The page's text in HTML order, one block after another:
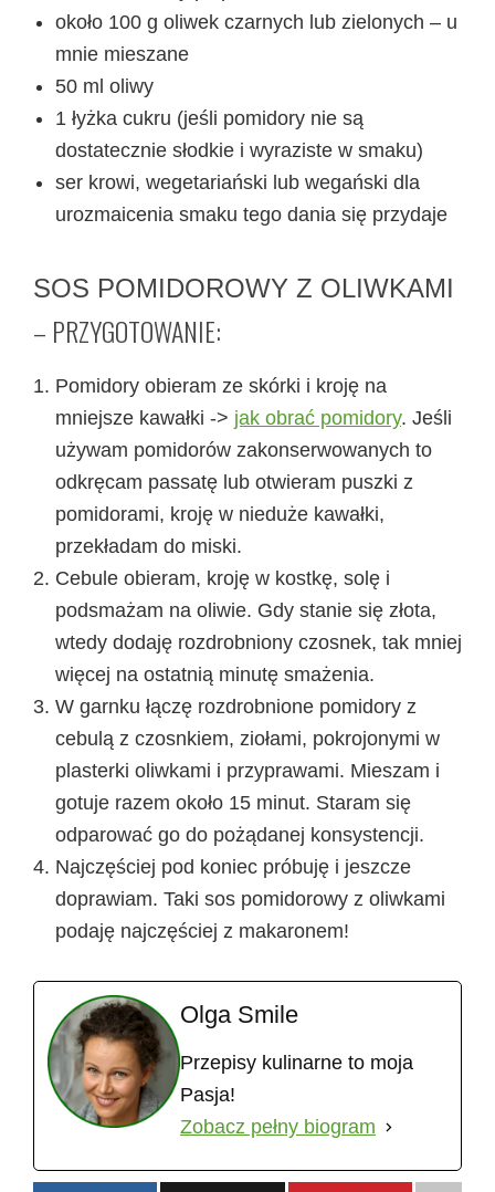
około 100 g oliwek czarnych lub zielonych – u
mnie mieszane
50 ml oliwy
1 łyżka cukru (jeśli pomidory nie są
dostatecznie słodkie i wyraziste w smaku)
ser krowi, wegetariański lub wegański dla
urozmaicenia smaku tego dania się przydaje
SOS POMIDOROWY Z OLIWKAMI
– PRZYGOTOWANIE:
Pomidory obieram ze skórki i kroję na
mniejsze kawałki -> jak obrać pomidory. Jeśli
używam pomidorów zakonserwowanych to
odkręcam passatę lub otwieram puszki z
pomidorami, kroję w nieduże kawałki,
przekładam do miski.
Cebule obieram, kroję w kostkę, solę i
podsmażam na oliwie. Gdy stanie się złota,
wtedy dodaję rozdrobniony czosnek, tak mniej
więcej na ostatnią minutę smażenia.
W garnku łączę rozdrobnione pomidory z
cebulą z czosnkiem, ziołami, pokrojonymi w
plasterki oliwkami i przyprawami. Mieszam i
gotuje razem około 15 minut. Staram się
odparować go do pożądanej konsystencji.
Najczęściej pod koniec próbuję i jeszcze
doprawiam. Taki sos pomidorowy z oliwkami
podaję najczęściej z makaronem!
Olga Smile
Przepisy kulinarne to moja
Pasja!
Zobacz pełny biogram